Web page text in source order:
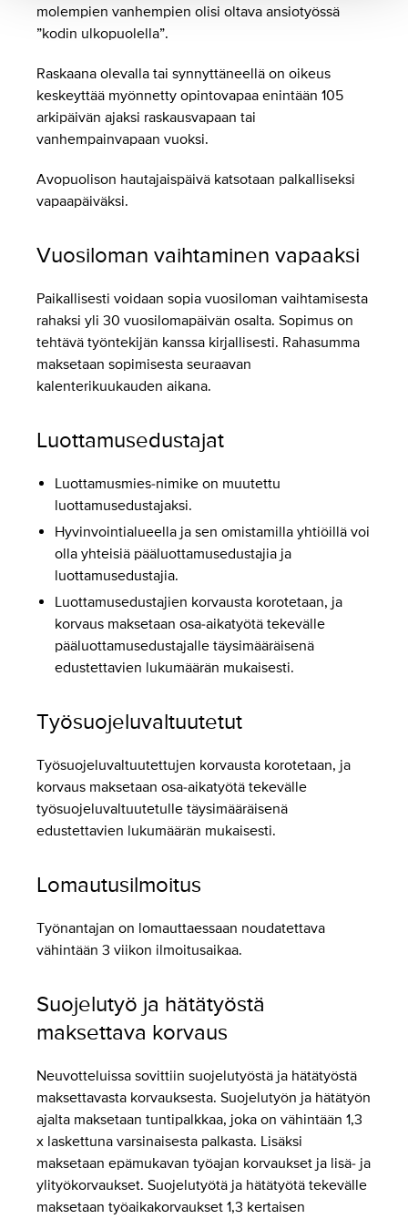
molempien vanhempien olisi oltava ansiotyössä
”kodin ulkopuolella”.
Raskaana olevalla tai synnyttäneellä on oikeus
keskeyttää myönnetty opintovapaa enintään 105
arkipäivän ajaksi raskausvapaan tai
vanhempainvapaan vuoksi.
Avopuolison hautajaispäivä katsotaan palkalliseksi
vapaapäiväksi.
Vuosiloman vaihtaminen vapaaksi
Paikallisesti voidaan sopia vuosiloman vaihtamisesta
rahaksi yli 30 vuosilomapäivän osalta. Sopimus on
tehtävä työntekijän kanssa kirjallisesti. Rahasumma
maksetaan sopimisesta seuraavan
kalenterikuukauden aikana.
Luottamusedustajat
Luottamusmies-nimike on muutettu
luottamusedustajaksi.
Hyvinvointialueella ja sen omistamilla yhtiöillä voi
olla yhteisiä pääluottamusedustajia ja
luottamusedustajia.
Luottamusedustajien korvausta korotetaan, ja
korvaus maksetaan osa-aikatyötä tekevälle
pääluottamusedustajalle täysimääräisenä
edustettavien lukumäärän mukaisesti.
Työsuojeluvaltuutetut
Työsuojeluvaltuutettujen korvausta korotetaan, ja
korvaus maksetaan osa-aikatyötä tekevälle
työsuojeluvaltuutetulle täysimääräisenä
edustettavien lukumäärän mukaisesti.
Lomautusilmoitus
Työnantajan on lomauttaessaan noudatettava
vähintään 3 viikon ilmoitusaikaa.
Suojelutyö ja hätätyöstä
maksettava korvaus
Neuvotteluissa sovittiin suojelutyöstä ja hätätyöstä
maksettavasta korvauksesta. Suojelutyön ja hätätyön
ajalta maksetaan tuntipalkkaa, joka on vähintään 1,3
x laskettuna varsinaisesta palkasta. Lisäksi
maksetaan epämukavan työajan korvaukset ja lisä- ja
ylityökorvaukset. Suojelutyötä ja hätätyötä tekevälle
maksetaan työaikakorvaukset 1,3 kertaisen